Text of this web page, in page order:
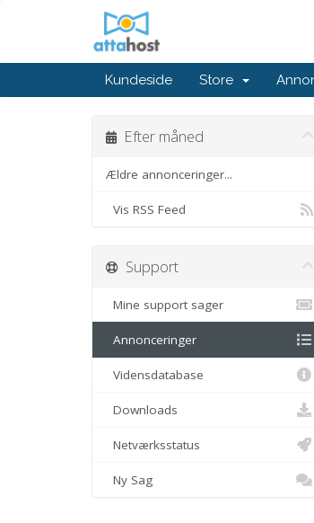
Kundeside Store
Efter måned
Ældre annonceringer...
Vis RSS Feed
Support
Mine support sager
Annonceringer
Vidensdatabase
Downloads
Netværksstatus
Ny Sag